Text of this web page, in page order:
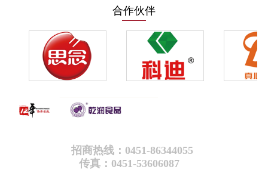
合作伙伴
招商热线：0451-86344055
传真：0451-53606087